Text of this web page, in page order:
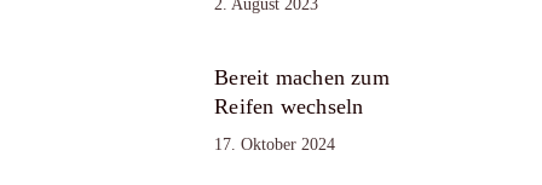
2. August 2023
Bereit machen zum
Reifen wechseln
17. Oktober 2024